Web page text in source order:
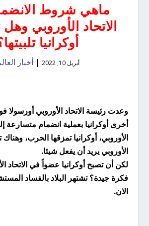
ماهي شروط
الاتحاد الأوروبي
أوكرانيا
أبريل 10, 2022 |أخبار
وعدت رئيسة الاتحاد الأوروبي أورسولا
أخرى أوكرانيا بعملية انضمام متسارعة
الأوروبي، أوكرانيا تمزقها الحرب،
الأوروبي يريد أن يفعل شيئا.
لكن أن تصبح أوكرانيا عضواً في الاتحاد
فكرة جيدة؟ تشتهر البلاد بالفساد
الان.